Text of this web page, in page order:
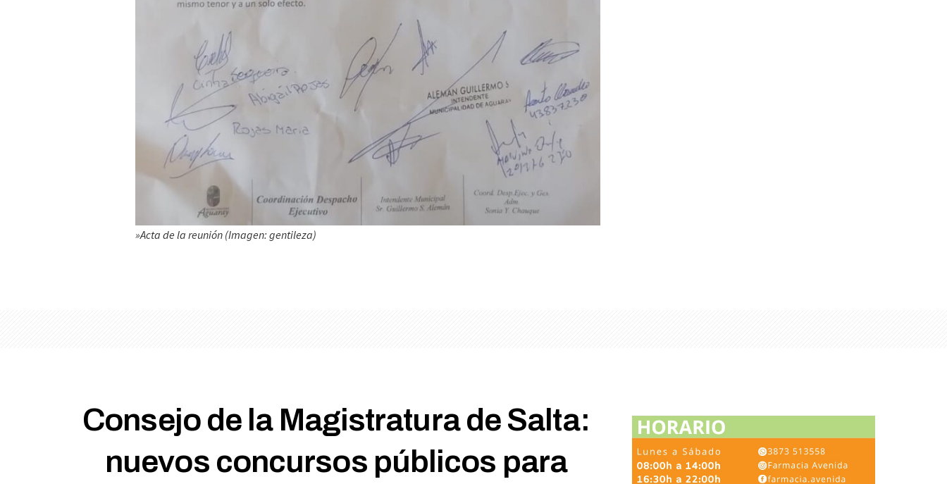
»Acta de la reunión (Imagen: gentileza)
Consejo de la Magistratura de Salta:
nuevos concursos públicos para